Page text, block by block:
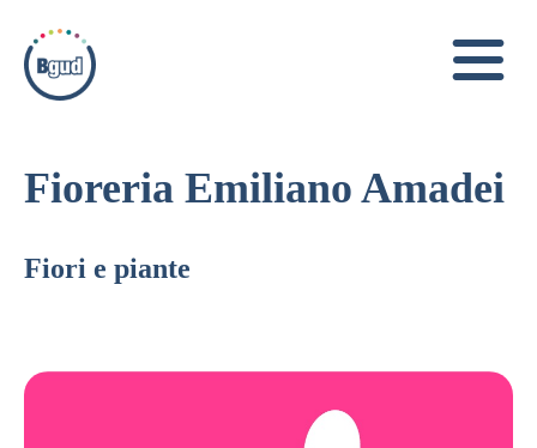
Fioreria Emiliano Amadei
Fiori e piante